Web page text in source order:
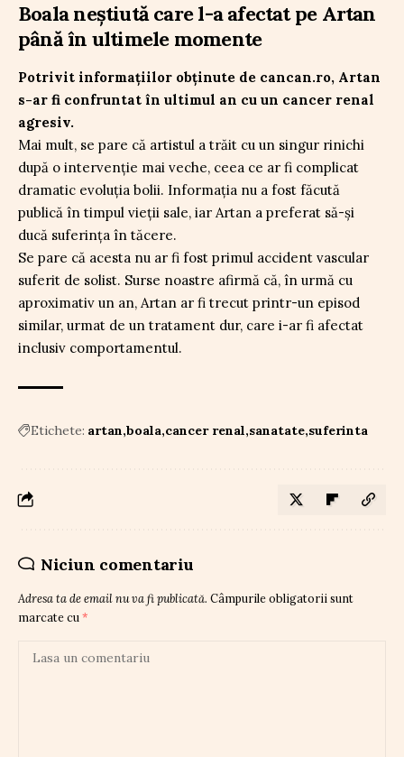
Boala neștiută care l-a afectat pe Artan
până în ultimele momente
Potrivit informațiilor obținute de cancan.ro, Artan
s-ar fi confruntat în ultimul an cu un cancer renal
agresiv.
Mai mult, se pare că artistul a trăit cu un singur rinichi
după o intervenție mai veche, ceea ce ar fi complicat
dramatic evoluția bolii. Informația nu a fost făcută
publică în timpul vieții sale, iar Artan a preferat să-și
ducă suferința în tăcere.
Se pare că acesta nu ar fi fost primul accident vascular
suferit de solist. Surse noastre afirmă că, în urmă cu
aproximativ un an, Artan ar fi trecut printr-un episod
similar, urmat de un tratament dur, care i-ar fi afectat
inclusiv comportamentul.
Etichete: artan boala cancer renal sanatate suferinta
Niciun comentariu
Adresa ta de email nu va fi publicată. Câmpurile obligatorii sunt
marcate cu*